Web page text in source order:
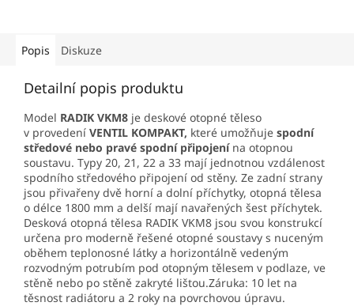
Popis Diskuze
Detailní popis produktu
Model RADIK VKM8 je deskové otopné těleso
v provedení VENTIL KOMPAKT, které umožňuje spodní
středové nebo pravé spodní připojenína otopnou
soustavu. Typy 20, 21, 22 a 33 mají jednotnou vzdálenost
spodního středového připojení od stěny. Ze zadní strany
jsou přivařeny dvě horní a dolní příchytky, otopná tělesa
o délce 1800 mm a delší mají navařených šest příchytek.
Desková otopná tělesa RADIK VKM8 jsou svou konstrukcí
určena pro moderně řešené otopné soustavy s nuceným
oběhem teplonosné látky a horizontálně vedeným
rozvodným potrubím pod otopným tělesem v podlaze, ve
stěně nebo po stěně zakryté lištou.Záruka: 10 let na
těsnost radiátoru a 2 roky na povrchovou úpravu.